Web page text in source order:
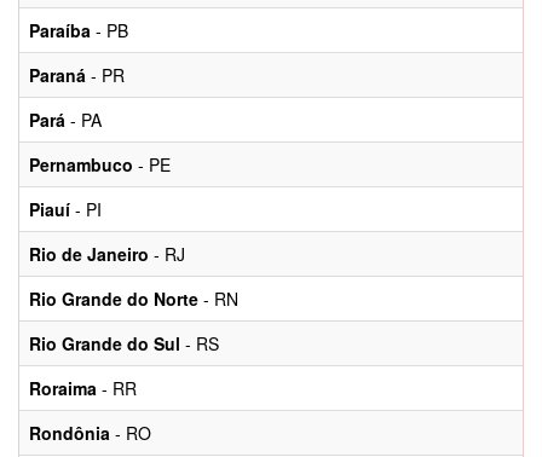
Paraíba - PB
Paraná - PR
Pará - PA
Pernambuco - PE
Piauí - PI
Rio de Janeiro - RJ
Rio Grande do Norte - RN
Rio Grande do Sul - RS
Roraima - RR
Rondônia - RO